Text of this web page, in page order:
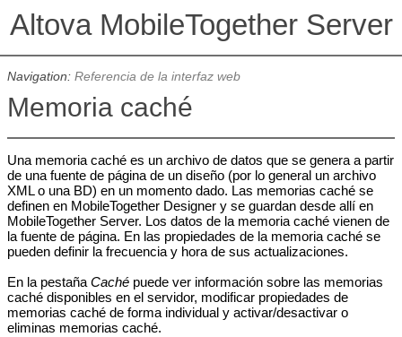
Altova MobileTogether Server
Navigation: Referencia de la interfaz web
Memoria caché
Una memoria caché es un archivo de datos que se genera a partir
de una fuente de página de un diseño (por lo general un archivo
XML o una BD) en un momento dado. Las memorias caché se
definen en MobileTogether Designer y se guardan desde allí en
MobileTogether Server. Los datos de la memoria caché vienen de
la fuente de página. En las propiedades de la memoria caché se
pueden definir la frecuencia y hora de sus actualizaciones.
En la pestaña Cachépuede ver información sobre las memorias
caché disponibles en el servidor, modificar propiedades de
memorias caché de forma individual y activar/desactivar o
eliminas memorias caché.